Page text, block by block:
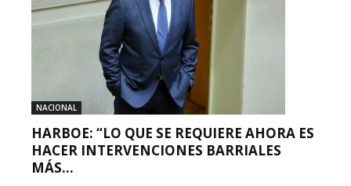
NACIONAL
HARBOE: “LO QUE SE REQUIERE AHORA ES
HACER INTERVENCIONES BARRIALES
MÁS...